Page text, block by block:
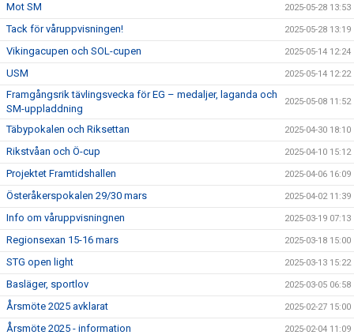
Mot SM 2025-05-28 13:53
Tack för våruppvisningen! 2025-05-28 13:19
Vikingacupen och SOL-cupen 2025-05-14 12:24
USM 2025-05-14 12:22
Framgångsrik tävlingsvecka för EG – medaljer, laganda och
SM-uppladdning
2025-05-08 11:52
Täbypokalen och Riksettan 2025-04-30 18:10
Rikstvåan och Ö-cup 2025-04-10 15:12
Projektet Framtidshallen 2025-04-06 16:09
Österåkerspokalen 29/30 mars 2025-04-02 11:39
Info om våruppvisningnen 2025-03-19 07:13
Regionsexan 15-16 mars 2025-03-18 15:00
STG open light 2025-03-13 15:22
Basläger, sportlov 2025-03-05 06:58
Årsmöte 2025 avklarat 2025-02-27 15:00
Årsmöte 2025 - information 2025-02-04 11:09